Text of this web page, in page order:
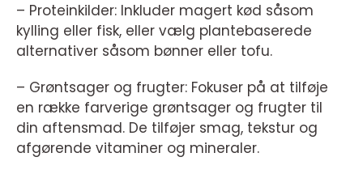
– Proteinkilder: Inkluder magert kød såsom
kylling eller fisk, eller vælg plantebaserede
alternativer såsom bønner eller tofu.
– Grøntsager og frugter: Fokuser på at tilføje
en række farverige grøntsager og frugter til
din aftensmad. De tilføjer smag, tekstur og
afgørende vitaminer og mineraler.